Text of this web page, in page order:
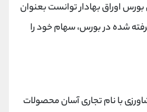
اوراق بهادار توانست بعنوان
شده در بورس، سهام خود را
با نام تجاری آسان محصولات